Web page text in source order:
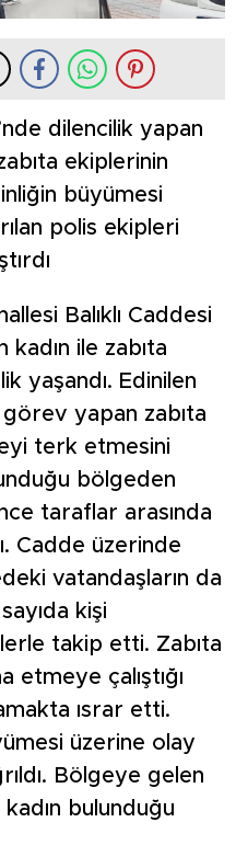
dilencilik yapan
ekiplerinin
büyümesi
polis ekipleri
Balıklı Caddesi
ile zabıta
yaşandı. Edinilen
yapan zabıta
terk etmesini
bölgeden
taraflar arasında
Cadde üzerinde
vatandaşların da
kişi
takip etti. Zabıta
etmeye çalıştığı
ısrar etti.
üzerine olay
Bölgeye gelen
bulunduğu